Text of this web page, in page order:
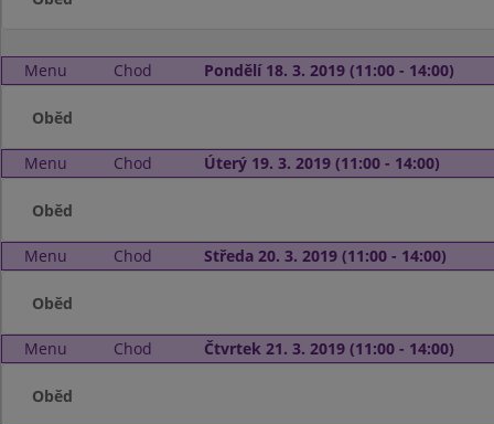
Menu Chod Pondělí 18. 3. 2019 (11:00 - 14:00)
Oběd
Menu Chod Úterý 19. 3. 2019 (11:00 - 14:00)
Oběd
Menu Chod Středa 20. 3. 2019 (11:00 - 14:00)
Oběd
Menu Chod Čtvrtek 21. 3. 2019 (11:00 - 14:00)
Oběd